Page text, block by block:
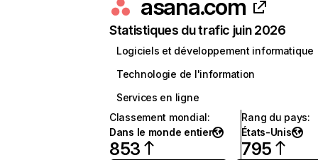
asana.com
Statistiques du trafic juin 2026
Logiciels et développement informatique
Technologie de l'information
Services en ligne
Classement mondial:
Dans le monde entier
853
Rang du pays:
États-Unis
795